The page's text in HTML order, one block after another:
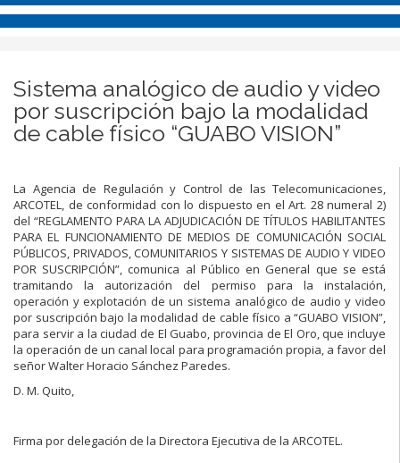
Sistema analógico de audio y video
por suscripción bajo la modalidad
de cable físico “GUABO VISION”
La Agencia de Regulación y Control de las Telecomunicaciones,
ARCOTEL, de conformidad con lo dispuesto en el Art. 28 numeral 2)
del “REGLAMENTO PARA LA ADJUDICACIÓN DE TÍTULOS HABILITANTES
PARA EL FUNCIONAMIENTO DE MEDIOS DE COMUNICACIÓN SOCIAL
PÚBLICOS, PRIVADOS, COMUNITARIOS Y SISTEMAS DE AUDIO Y VIDEO
POR SUSCRIPCIÓN”, comunica al Público en General que se está
tramitando la autorización del permiso para la instalación,
operación y explotación de un sistema analógico de audio y video
por suscripción bajo la modalidad de cable físico a “GUABO VISION”,
para servir a la ciudad de El Guabo, provincia de El Oro, que incluye
la operación de un canal local para programación propia, a favor del
señor Walter Horacio Sánchez Paredes.
D. M. Quito,
Firma por delegación de la Directora Ejecutiva de la ARCOTEL.